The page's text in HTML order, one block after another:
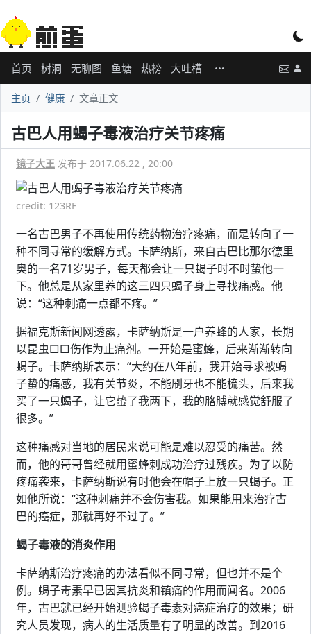
首页 树洞 无聊图 鱼塘 热榜 大吐槽
主页 健康 文章正文
古巴人用蝎子毒液治疗关节疼痛
镜子大王 发布于 2017.06.22 , 20:00
credit: 123RF
一名古巴男子不再使用传统药物治疗疼痛，而是转向了一
种不同寻常的缓解方式。卡萨纳斯，来自古巴比那尔德里
奥的一名71岁男子，每天都会让一只蝎子时不时蛰他一
下。他总是从家里养的这三四只蝎子身上寻找痛感。他
说：“这种刺痛一点都不疼。”
据福克斯新闻网透露，卡萨纳斯是一户养蜂的人家，长期
以昆虫□□伤作为止痛剂。一开始是蜜蜂，后来渐渐转向
蝎子。卡萨纳斯表示：“大约在八年前，我开始寻求被蝎
子蛰的痛感，我有关节炎，不能刷牙也不能梳头，后来我
买了一只蝎子，让它蛰了我两下，我的胳膊就感觉舒服了
很多。”
这种痛感对当地的居民来说可能是难以忍受的痛苦。然
而，他的哥哥曾经就用蜜蜂刺成功治疗过残疾。为了以防
疼痛袭来，卡萨纳斯说有时他会在帽子上放一只蝎子。正
如他所说：“这种刺痛并不会伤害我。如果能用来治疗古
巴的癌症，那就再好不过了。”
蝎子毒液的消炎作用
卡萨纳斯治疗疼痛的办法看似不同寻常，但也并不是个
例。蝎子毒素早已因其抗炎和镇痛的作用而闻名。2006
年，古巴就已经开始测验蝎子毒素对癌症治疗的效果；研
究人员发现，病人的生活质量有了明显的改善。到2016